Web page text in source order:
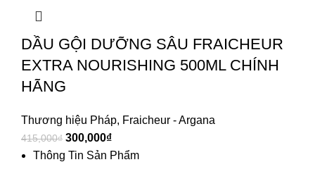
DẦU GỘI DƯỠNG SÂU FRAICHEUR
EXTRA NOURISHING 500ML CHÍNH
HÃNG
Thương hiệu Pháp, Fraicheur - Argana
415,000₫ 300,000₫
Thông Tin Sản Phẩm